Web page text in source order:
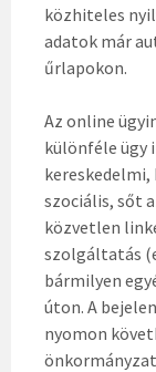
közhiteles
adatok már
űrlapokon.
Az online
különféle ügy
szociális, sőt
közvetlen
szolgáltatás
bármilyen
úton. A
nyomon